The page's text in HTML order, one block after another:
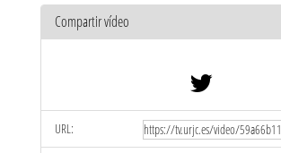
Compartir vídeo
URL: